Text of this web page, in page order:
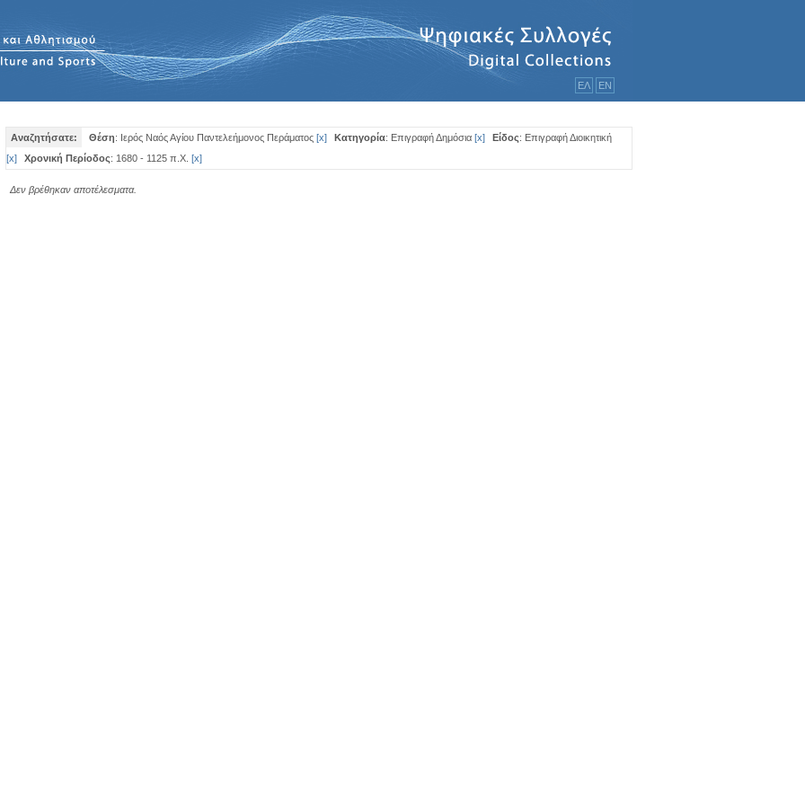
ΕΛ ΕΝ
Αναζητήσατε: Θέση: Ιερός Ναός Αγίου Παντελεήμονος Περάματος [x] Κατηγορία: Επιγραφή Δημόσια [x] Είδος: Επιγραφή Διοικητική
[x] Χρονική Περίοδος: 1680 - 1125 π.Χ. [x]
Δεν βρέθηκαν αποτέλεσματα.